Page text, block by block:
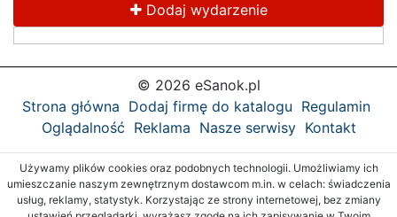
Dodaj wydarzenie
© 2026 eSanok.pl
Strona główna Dodaj firmę do katalogu Regulamin
Oglądalność Reklama Nasze serwisy Kontakt
Używamy plików cookies oraz podobnych technologii. Umożliwiamy ich
umieszczanie naszym zewnętrznym dostawcom m.in. w celach: świadczenia
usług, reklamy, statystyk. Korzystając ze strony internetowej, bez zmiany